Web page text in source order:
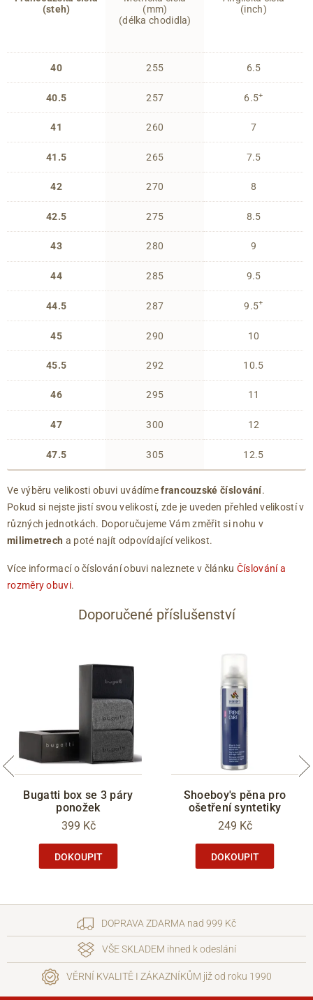
(steh)
40
40.5
41
41.5
42
42.5
43
44
44.5
45
45.5
46
47
47.5
(mm)
(délka chodidla)
255
257
260
265
270
275
280
285
287
290
292
295
300
305
(inch)
6.5
6.5+
7
7.5
8
8.5
9
9.5
9.5+
10
10.5
11
12
12.5
Ve výběru velikosti obuvi uvádímefrancouzské číslování.
Pokud si nejste jistí svou velikostí, zde je uveden přehled velikostí v
různých jednotkách. Doporučujeme Vám změřit si nohu v
milimetrech a poté najít odpovídající velikost.
Více informací o číslování obuvi naleznete v článku Číslování a
rozměry obuvi.
Doporučené příslušenství
Bugatti box se 3 páry
ponožek
399 Kč
DOKOUPIT
Shoeboy's pěna pro
ošetření syntetiky
249 Kč
DOKOUPIT
DOPRAVA ZDARMA nad 999 Kč
VŠE SKLADEM ihned k odeslání
VĚRNÍ KVALITĚ I ZÁKAZNÍKŮM již od roku 1990